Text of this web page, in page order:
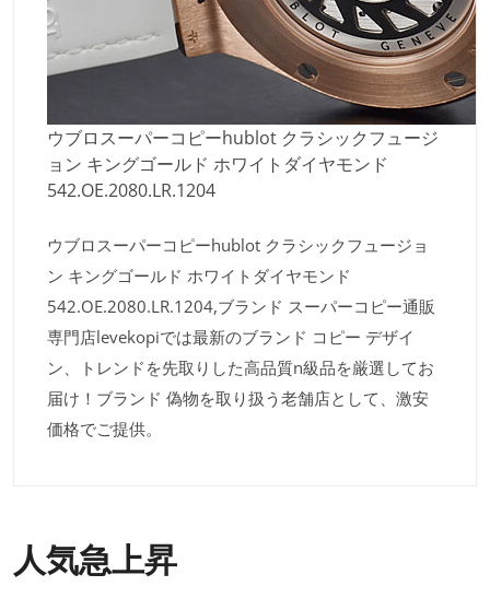
ウブロスーパーコピーhublot クラシックフュージ
ョン キングゴールド ホワイトダイヤモンド
542.OE.2080.LR.1204
ウブロスーパーコピーhublot クラシックフュージョ
ン キングゴールド ホワイトダイヤモンド
542.OE.2080.LR.1204,ブランド スーパーコピー通販
専門店levekopiでは最新のブランド コピー デザイ
ン、トレンドを先取りした高品質n級品を厳選してお
届け！ブランド 偽物を取り扱う老舗店として、激安
価格でご提供。
人気急上昇